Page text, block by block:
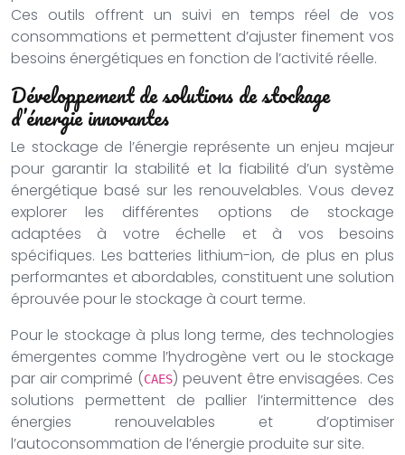
Ces outils offrent un suivi en temps réel de vos
consommations et permettent d’ajuster finement vos
besoins énergétiques en fonction de l’activité réelle.
Développement de solutions de stockage
d’énergie innovantes
Le stockage de l’énergie représente un enjeu majeur
pour garantir la stabilité et la fiabilité d’un système
énergétique basé sur les renouvelables. Vous devez
explorer les différentes options de stockage
adaptées à votre échelle et à vos besoins
spécifiques. Les batteries lithium-ion, de plus en plus
performantes et abordables, constituent une solution
éprouvée pour le stockage à court terme.
Pour le stockage à plus long terme, des technologies
émergentes comme l’hydrogène vert ou le stockage
par air comprimé (CAES) peuvent être envisagées. Ces
solutions permettent de pallier l’intermittence des
énergies renouvelables et d’optimiser
l’autoconsommation de l’énergie produite sur site.